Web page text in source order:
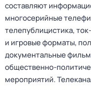
составляют
многосерийные
телепублицистика,
и игровые форматы,
документальные
общественно-
мероприятий.